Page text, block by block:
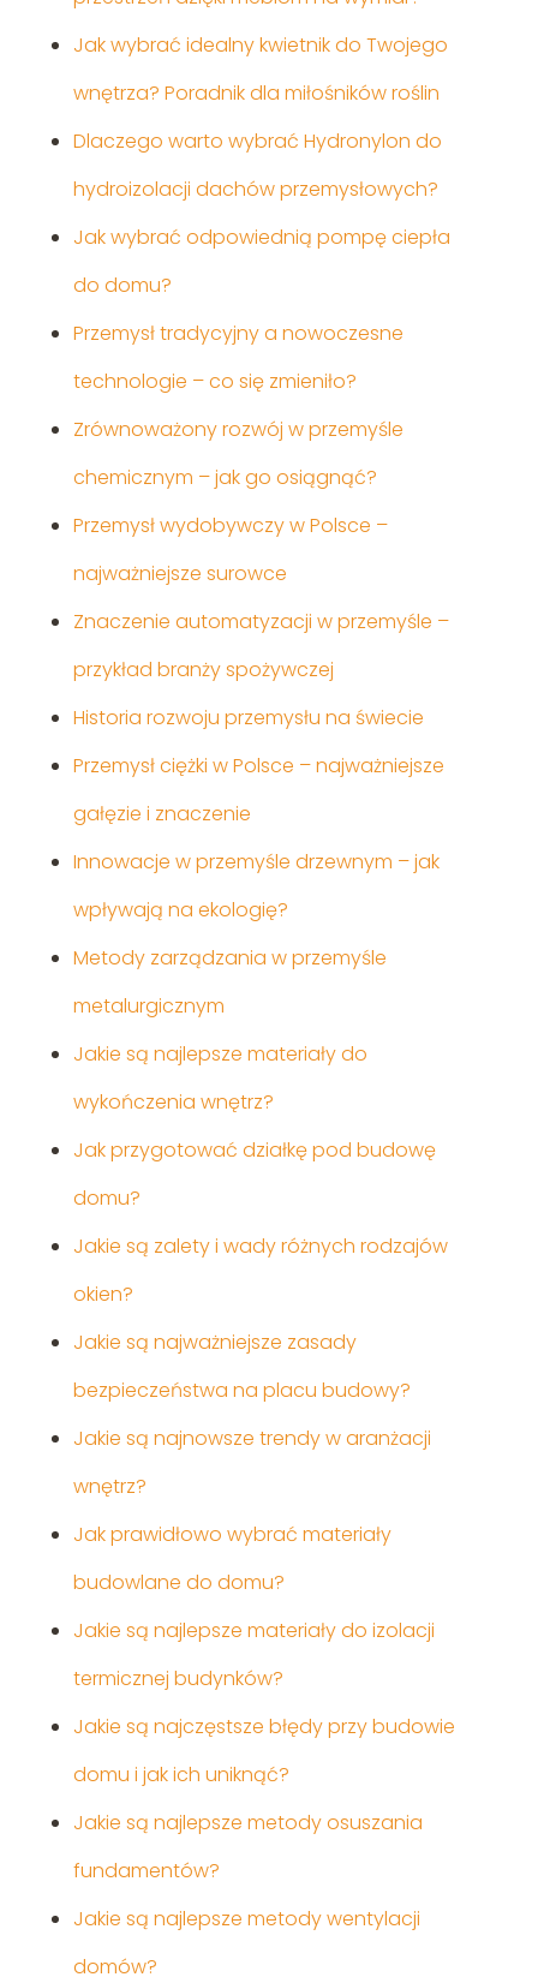
Jak wybrać idealny kwietnik do Twojego
wnętrza? Poradnik dla miłośników roślin
Dlaczego warto wybrać Hydronylon do
hydroizolacji dachów przemysłowych?
Jak wybrać odpowiednią pompę ciepła
do domu?
Przemysł tradycyjny a nowoczesne
technologie – co się zmieniło?
Zrównoważony rozwój w przemyśle
chemicznym – jak go osiągnąć?
Przemysł wydobywczy w Polsce –
najważniejsze surowce
Znaczenie automatyzacji w przemyśle –
przykład branży spożywczej
Historia rozwoju przemysłu na świecie
Przemysł ciężki w Polsce – najważniejsze
gałęzie i znaczenie
Innowacje w przemyśle drzewnym – jak
wpływają na ekologię?
Metody zarządzania w przemyśle
metalurgicznym
Jakie są najlepsze materiały do
wykończenia wnętrz?
Jak przygotować działkę pod budowę
domu?
Jakie są zalety i wady różnych rodzajów
okien?
Jakie są najważniejsze zasady
bezpieczeństwa na placu budowy?
Jakie są najnowsze trendy w aranżacji
wnętrz?
Jak prawidłowo wybrać materiały
budowlane do domu?
Jakie są najlepsze materiały do izolacji
termicznej budynków?
Jakie są najczęstsze błędy przy budowie
domu i jak ich uniknąć?
Jakie są najlepsze metody osuszania
fundamentów?
Jakie są najlepsze metody wentylacji
domów?